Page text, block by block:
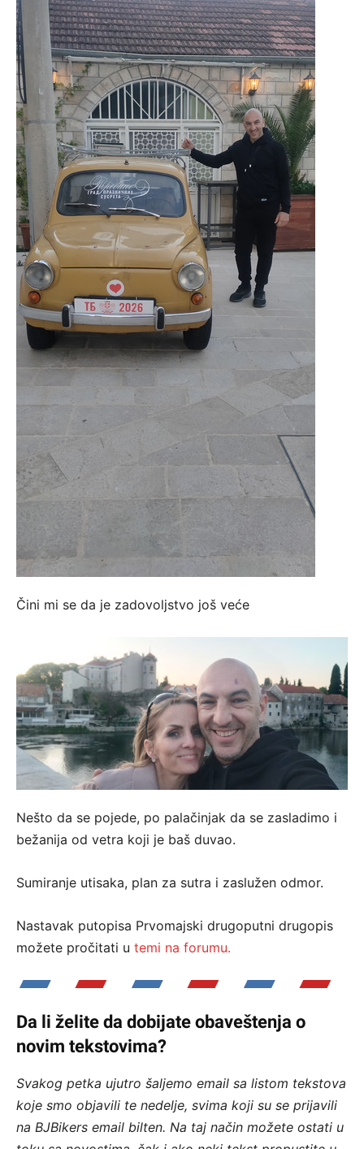
Čini mi se da je zadovoljstvo još veće
Nešto da se pojede, po palačinjak da se zasladimo i
bežanija od vetra koji je baš duvao.
Sumiranje utisaka, plan za sutra i zaslužen odmor.
Nastavak putopisa Prvomajski drugoputni drugopis
možete pročitati u temi na forumu.
Da li želite da dobijate obaveštenja o
novim tekstovima?
Svakog petka ujutro šaljemo email sa listom tekstova
koje smo objavili te nedelje, svima koji su se prijavili
na BJBikers email bilten. Na taj način možete ostati u